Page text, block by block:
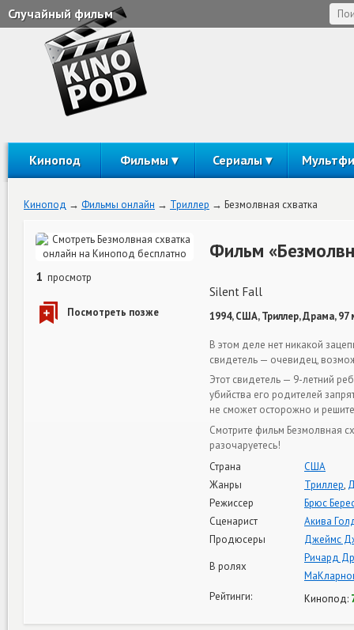
Случайный фильм
Кинопод Фильмы Сериалы
Кинопод Фильмы онлайн Триллер Безмолвная схватка
1 просмотр
Фильм
Silent Fall
1994, США, Триллер, Драма, 97
В этом деле нет никакой
свидетель — очевидец,
Этот свидетель — 9-летний
убийства его родителей
не сможет осторожно и
Смотрите фильм Безмолвная
разочаруетесь!
Страна
США
Жанры
Триллер,
Режиссер
Брюс
Сценарист
Акива
Продюсеры
Джеймс
В ролях
Ричард
Рейтинги:
Кинопод: